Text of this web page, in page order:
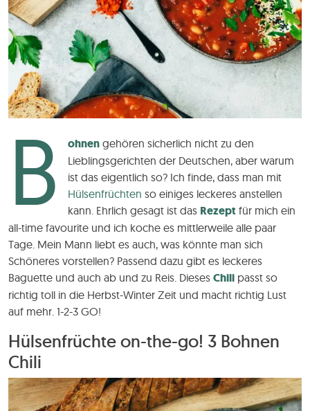
B ohnen gehören sicherlich nicht zu den
Lieblingsgerichten der Deutschen, aber warum
ist das eigentlich so? Ich finde, dass man mit
Hülsenfrüchten so einiges leckeres anstellen
kann. Ehrlich gesagt ist das Rezept für mich ein
all-time favourite und ich koche es mittlerweile alle paar
Tage. Mein Mann liebt es auch, was könnte man sich
Schöneres vorstellen? Passend dazu gibt es leckeres
Baguette und auch ab und zu Reis. Dieses Chili passt so
richtig toll in die Herbst-Winter Zeit und macht richtig Lust
auf mehr. 1-2-3 GO!
Hülsenfrüchte on-the-go! 3 Bohnen
Chili